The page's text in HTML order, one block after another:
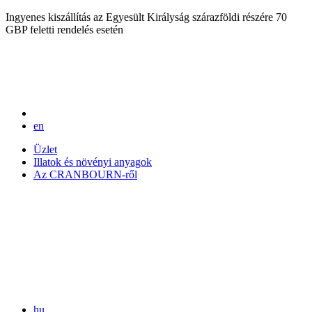
Ingyenes kiszállítás az Egyesült Királyság szárazföldi részére 70
GBP feletti rendelés esetén
en
Üzlet
Illatok és növényi anyagok
Az CRANBOURN-ről
hu